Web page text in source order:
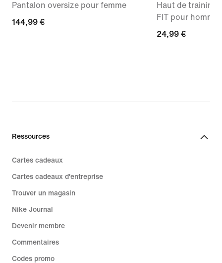
Pantalon oversize pour femme
144,99 €
144,99 €
Haut de training
FIT pour homme
24,99 €
24,99 €
Ressources
Cartes cadeaux
Cartes cadeaux d'entreprise
Trouver un magasin
Nike Journal
Devenir membre
Commentaires
Codes promo